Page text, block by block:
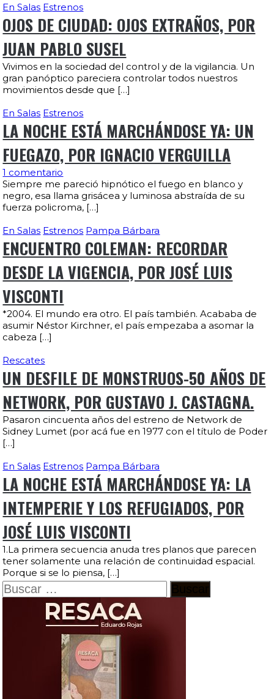
En Salas Estrenos
OJOS DE CIUDAD: OJOS EXTRAÑOS, POR
JUAN PABLO SUSEL
Vivimos en la sociedad del control y de la vigilancia. Un
gran panóptico pareciera controlar todos nuestros
movimientos desde que […]
En Salas Estrenos
LA NOCHE ESTÁ MARCHÁNDOSE YA: UN
FUEGAZO, POR IGNACIO VERGUILLA
1 comentario
Siempre me pareció hipnótico el fuego en blanco y
negro, esa llama grisácea y luminosa abstraída de su
fuerza policroma, […]
En Salas Estrenos Pampa Bárbara
ENCUENTRO COLEMAN: RECORDAR
DESDE LA VIGENCIA, POR JOSÉ LUIS
VISCONTI
*2004. El mundo era otro. El país también. Acababa de
asumir Néstor Kirchner, el país empezaba a asomar la
cabeza […]
Rescates
UN DESFILE DE MONSTRUOS-50 AÑOS DE
NETWORK, POR GUSTAVO J. CASTAGNA.
Pasaron cincuenta años del estreno de Network de
Sidney Lumet (por acá fue en 1977 con el título de Poder
[…]
En Salas Estrenos Pampa Bárbara
LA NOCHE ESTÁ MARCHÁNDOSE YA: LA
INTEMPERIE Y LOS REFUGIADOS, POR
JOSÉ LUIS VISCONTI
1.La primera secuencia anuda tres planos que parecen
tener solamente una relación de continuidad espacial.
Porque si se lo piensa, […]
Buscar: